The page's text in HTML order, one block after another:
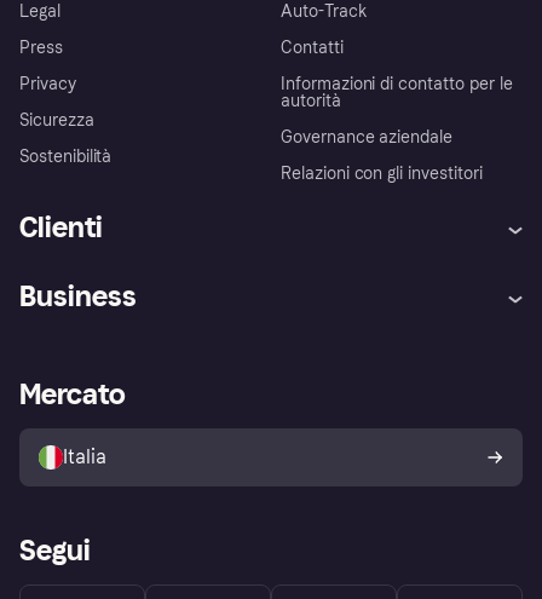
Legal
Press
Privacy
Sicurezza
Sostenibilità
Auto-Track
Contatti
Informazioni di contatto per le
autorità
Governance aziendale
Relazioni con gli investitori
Clienti
Assistenza
Esplora i negozi
Politica di protezione
dell'acquirente Klarna
Business
Accesso aziende
Mercato
Italia
Segui